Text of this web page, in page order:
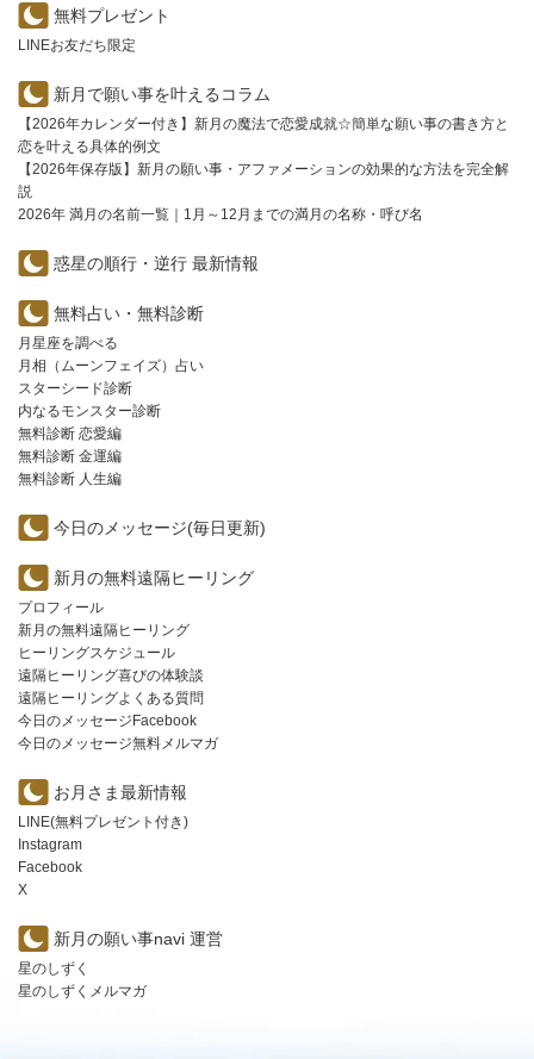
無料プレゼント
LINEお友だち限定
新月で願い事を叶えるコラム
【2026年カレンダー付き】新月の魔法で恋愛成就☆簡単な願い事の書き方と
恋を叶える具体的例文
【2026年保存版】新月の願い事・アファメーションの効果的な方法を完全解
説
2026年 満月の名前一覧｜1月～12月までの満月の名称・呼び名
惑星の順行・逆行 最新情報
無料占い・無料診断
月星座を調べる
月相（ムーンフェイズ）占い
スターシード診断
内なるモンスター診断
無料診断 恋愛編
無料診断 金運編
無料診断 人生編
今日のメッセージ(毎日更新)
新月の無料遠隔ヒーリング
プロフィール
新月の無料遠隔ヒーリング
ヒーリングスケジュール
遠隔ヒーリング喜びの体験談
遠隔ヒーリングよくある質問
今日のメッセージFacebook
今日のメッセージ無料メルマガ
お月さま最新情報
LINE(無料プレゼント付き)
Instagram
Facebook
X
新月の願い事navi 運営
星のしずく
星のしずくメルマガ